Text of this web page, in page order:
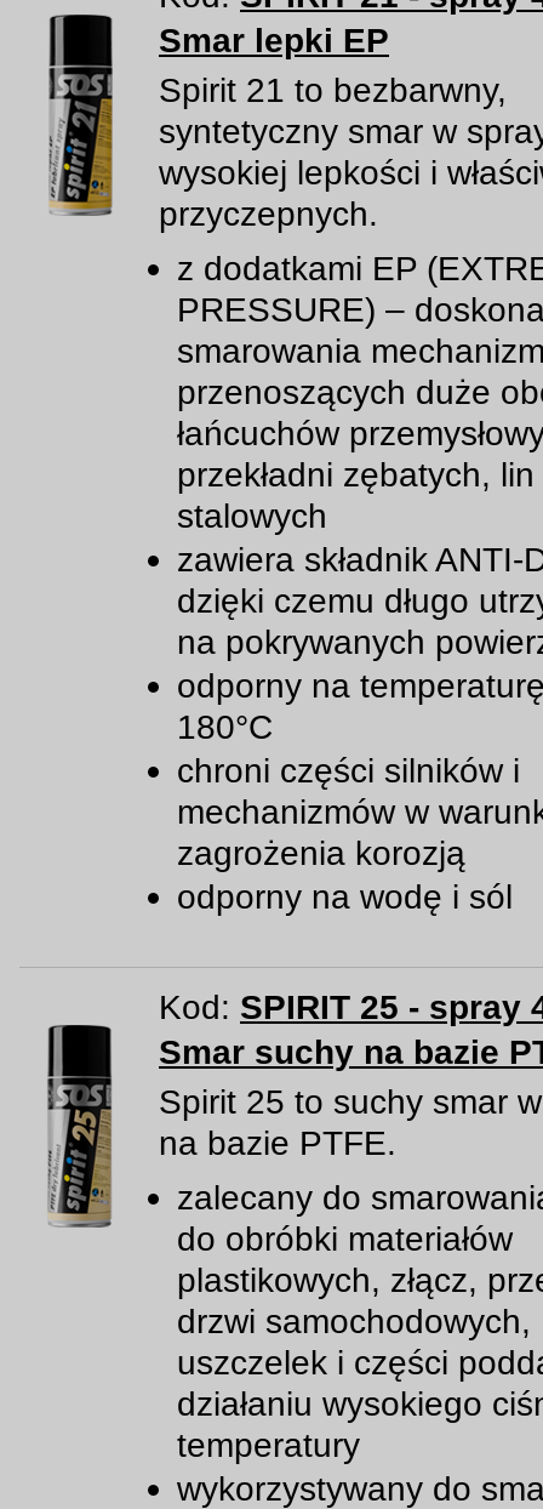
Smar lepki EP
Spirit 21 to bezbarwny,
syntetyczny smar w
wysokiej lepkości i
przyczepnych.
z dodatkami EP
PRESSURE) –
smarowania
przenoszących duże
łańcuchów
przekładni zębatych, lin
stalowych
zawiera składnik ANTI-
dzięki czemu długo
na pokrywanych
odporny na
180°C
chroni części silników i
mechanizmów w
zagrożenia korozją
odporny na wodę i sól
Kod: SPIRIT 25 - spray
Smar suchy na bazie
Spirit 25 to suchy smar
na bazie PTFE.
zalecany do
do obróbki materiałów
plastikowych, złącz,
drzwi samochodowych,
uszczelek i części
działaniu wysokiego
temperatury
wykorzystywany do